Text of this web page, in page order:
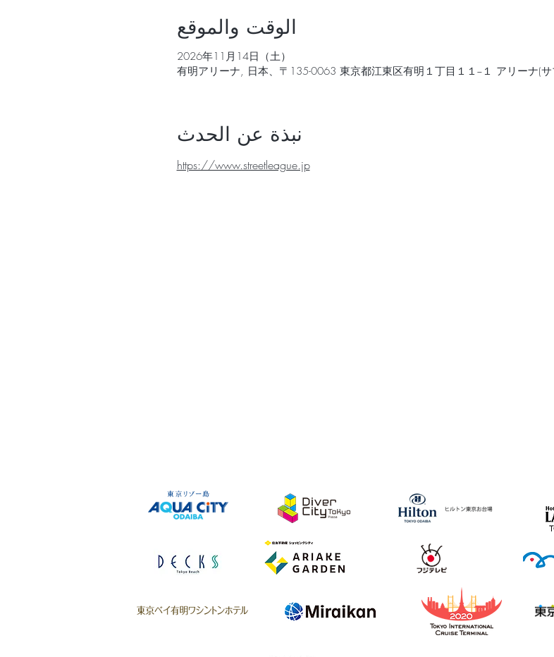
الوقت والموقع
2026年11月14日（土）
有明アリーナ, 日本、〒135-0063 東京都江東区有明１丁目１１−１ アリーナ(サ
نبذة عن الحدث
https://www.streetleague.jp